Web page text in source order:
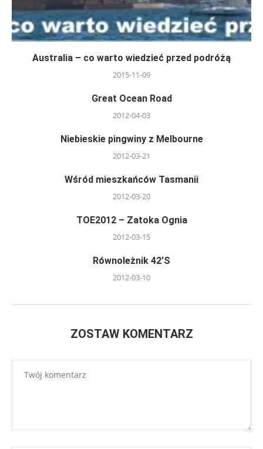
Australia – co warto wiedzieć przed podróżą
2015-11-09
Great Ocean Road
2012-04-03
Niebieskie pingwiny z Melbourne
2012-03-21
Wśród mieszkańców Tasmanii
2012-03-20
TOE2012 – Zatoka Ognia
2012-03-15
Równoleżnik 42’S
2012-03-10
ZOSTAW KOMENTARZ